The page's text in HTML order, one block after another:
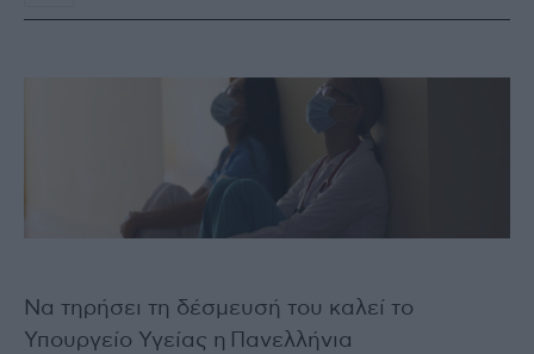
Να τηρήσει τη δέσμευσή του καλεί το
Υπουργείο Υγείας η Πανελλήνια